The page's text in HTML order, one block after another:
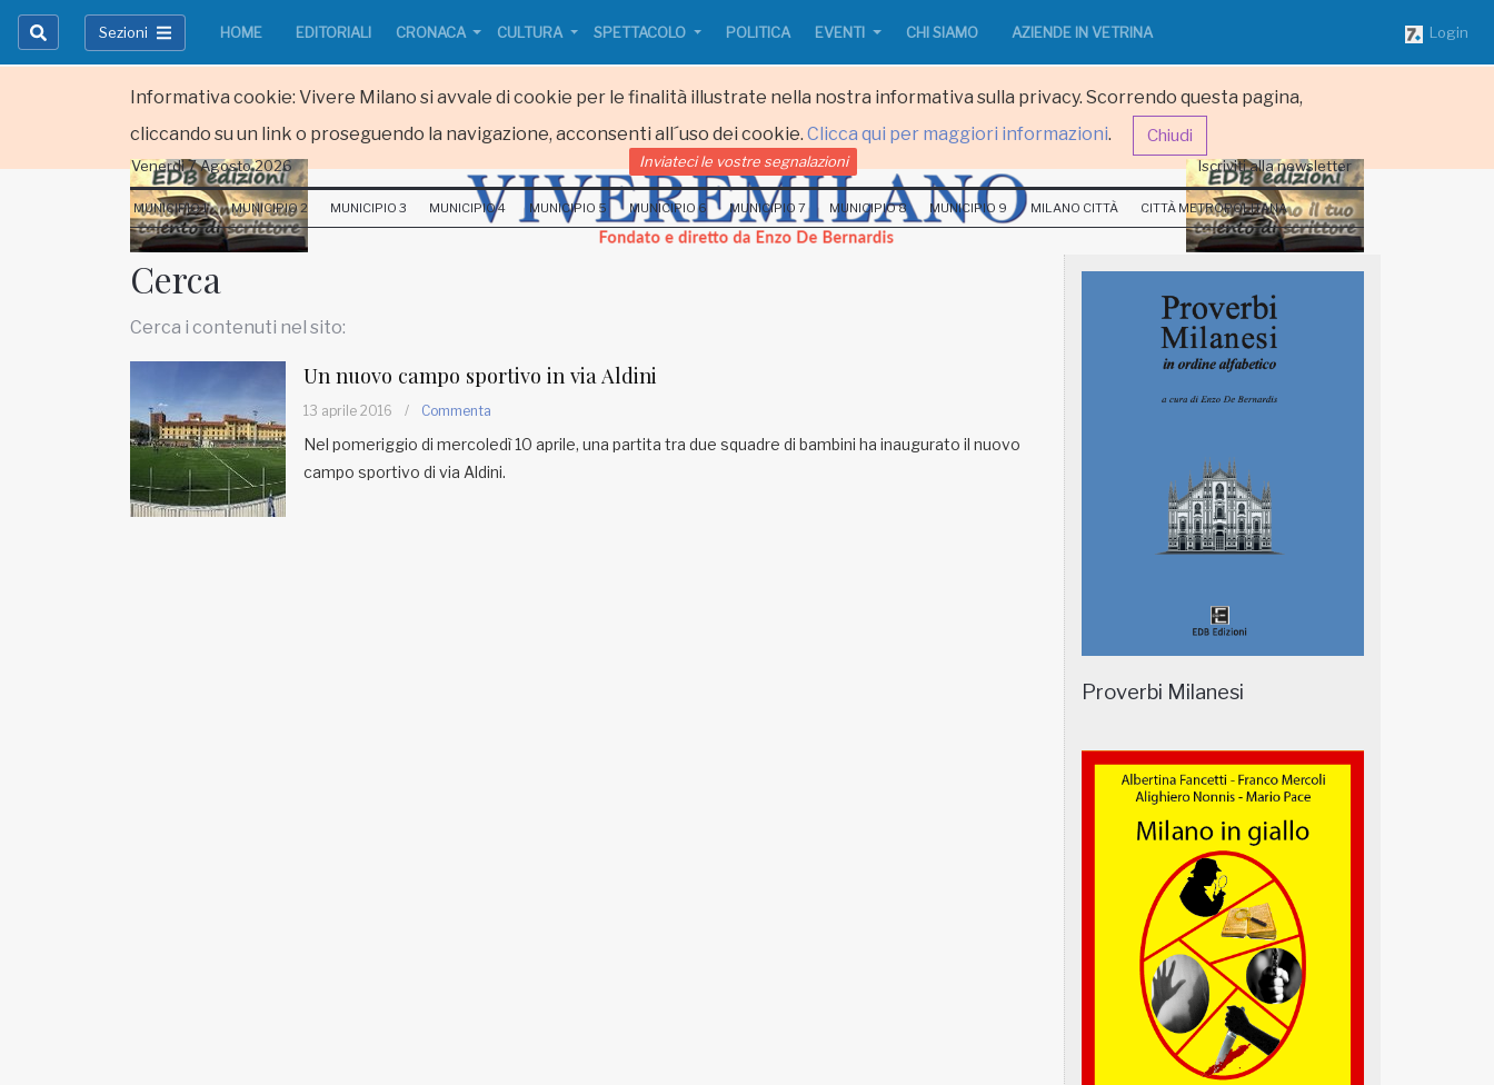
Informativa cookie: Vivere Milano si avvale di cookie per le finalità illustrate nella nostra informativa sulla privacy. Scorrendo questa pagina,
cliccando su un link o proseguendo la navigazione, acconsenti all´uso dei cookie. Clicca qui per maggiori informazioni. Chiudi
Sezioni HOME EDITORIALI CRONACA CULTURA SPETTACOLO POLITICA EVENTI CHI SIAMO AZIENDE IN VETRINA Login
Iscriviti alla newsletter
www.viveremilano.info
Fondato e diretto da Enzo De
Venerdi 7 Agosto 2026 Inviateci le vostre segnalazioni Iscriviti alla newsletter
MUNICIPIO 1 MUNICIPIO 2 MUNICIPIO 3 MUNICIPIO 4 MUNICIPIO 5 MUNICIPIO 6 MUNICIPIO 7 MUNICIPIO 8 MUNICIPIO 9 MILANO CITTÀ CITTÀ METROPOLITANA
Cerca
Cerca i contenuti nel sito:
Un nuovo campo sportivo in via Aldini
13 aprile 2016 / Commenta
Nel pomeriggio di mercoledì 10 aprile, una partita tra due squadre di bambini ha inaugurato il nuovo
campo sportivo di via Aldini.
Proverbi Milanesi